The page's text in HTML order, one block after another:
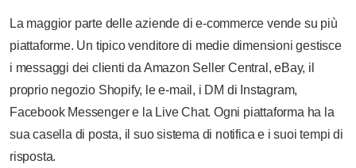
La maggior parte delle aziende di e-commerce vende su più
piattaforme. Un tipico venditore di medie dimensioni gestisce
i messaggi dei clienti da Amazon Seller Central, eBay, il
proprio negozio Shopify, le e-mail, i DM di Instagram,
Facebook Messenger e la Live Chat. Ogni piattaforma ha la
sua casella di posta, il suo sistema di notifica e i suoi tempi di
risposta.